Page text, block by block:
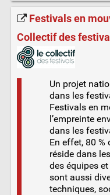
Festivals en
Collectif des
Un projet
dans les
Festivals en
l’empreinte
dans les
En effet, 80 %
réside dans
des équipes
sont aussi
techniques,